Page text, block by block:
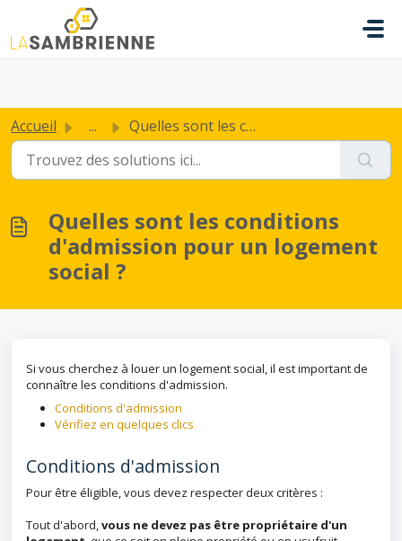
Passer au contenu principal
Accueil ... Quelles sont les conditions d'admission pour un logem...
Quelles sont les conditions
d'admission pour un logement
social ?
Si vous cherchez à louer un logement social, il est important de
connaître les conditions d'admission.
Conditions d'admission
Vérifiez en quelques clics
Conditions d'admission
Pour être éligible, vous devez respecter deux critères :
Tout d'abord,vous ne devez pas être propriétaire d'un